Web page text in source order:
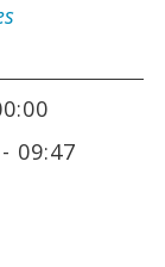
- 09:47